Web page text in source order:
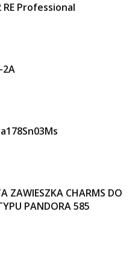
RE Professional
2A
ZAWIESZKA CHARMS DO
PANDORA 585